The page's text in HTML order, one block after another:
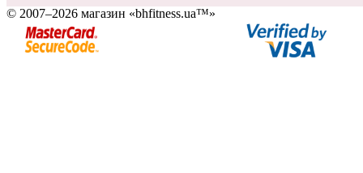
© 2007–2026 магазин «bhfitness.ua™»